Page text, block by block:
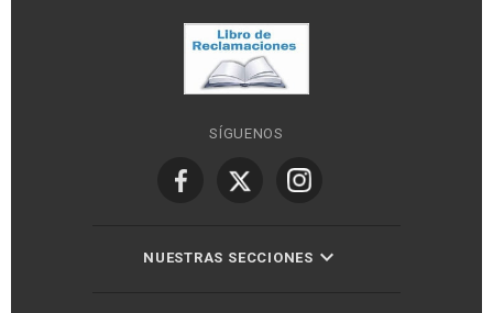
SÍGUENOS
NUESTRAS SECCIONES